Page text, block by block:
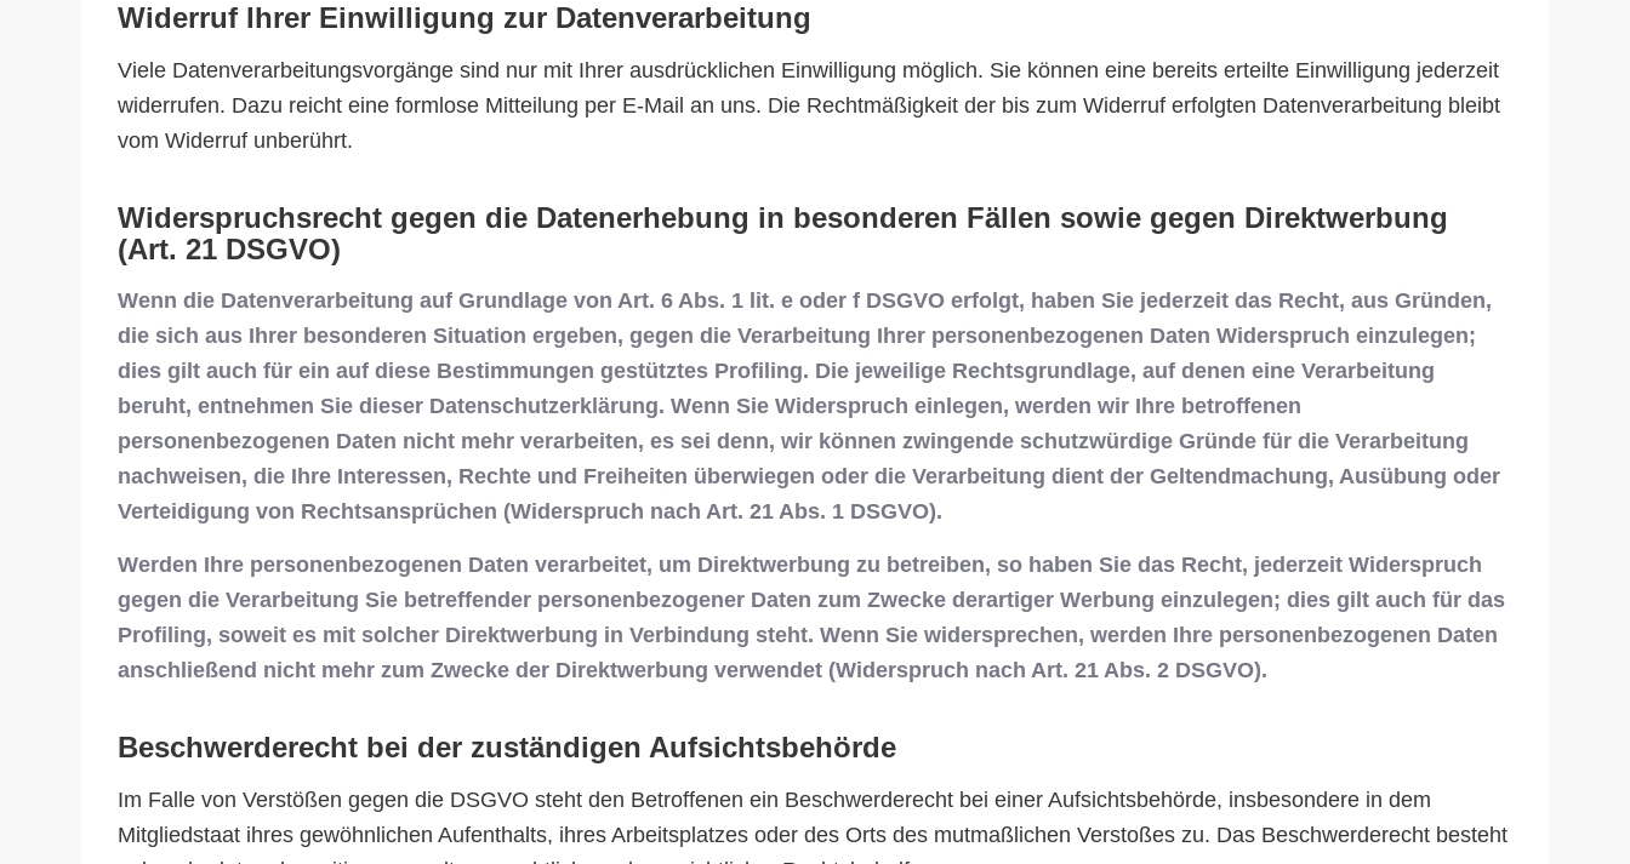
Widerruf Ihrer Einwilligung zur Datenverarbeitung
Viele Datenverarbeitungsvorgänge sind nur mit Ihrer ausdrücklichen Einwilligung möglich. Sie können eine bereits erteilte Einwilligung jederzeit
widerrufen. Dazu reicht eine formlose Mitteilung per E-Mail an uns. Die Rechtmäßigkeit der bis zum Widerruf erfolgten Datenverarbeitung bleibt
vom Widerruf unberührt.
Widerspruchsrecht gegen die Datenerhebung in besonderen Fällen sowie gegen Direktwerbung
(Art. 21 DSGVO)
Wenn die Datenverarbeitung auf Grundlage von Art. 6 Abs. 1 lit. e oder f DSGVO erfolgt, haben Sie jederzeit das Recht, aus Gründen,
die sich aus Ihrer besonderen Situation ergeben, gegen die Verarbeitung Ihrer personenbezogenen Daten Widerspruch einzulegen;
dies gilt auch für ein auf diese Bestimmungen gestütztes Profiling. Die jeweilige Rechtsgrundlage, auf denen eine Verarbeitung
beruht, entnehmen Sie dieser Datenschutzerklärung. Wenn Sie Widerspruch einlegen, werden wir Ihre betroffenen
personenbezogenen Daten nicht mehr verarbeiten, es sei denn, wir können zwingende schutzwürdige Gründe für die Verarbeitung
nachweisen, die Ihre Interessen, Rechte und Freiheiten überwiegen oder die Verarbeitung dient der Geltendmachung, Ausübung oder
Verteidigung von Rechtsansprüchen (Widerspruch nach Art. 21 Abs. 1 DSGVO).
Werden Ihre personenbezogenen Daten verarbeitet, um Direktwerbung zu betreiben, so haben Sie das Recht, jederzeit Widerspruch
gegen die Verarbeitung Sie betreffender personenbezogener Daten zum Zwecke derartiger Werbung einzulegen; dies gilt auch für das
Profiling, soweit es mit solcher Direktwerbung in Verbindung steht. Wenn Sie widersprechen, werden Ihre personenbezogenen Daten
anschließend nicht mehr zum Zwecke der Direktwerbung verwendet (Widerspruch nach Art. 21 Abs. 2 DSGVO).
Beschwerderecht bei der zuständigen Aufsichtsbehörde
Im Falle von Verstößen gegen die DSGVO steht den Betroffenen ein Beschwerderecht bei einer Aufsichtsbehörde, insbesondere in dem
Mitgliedstaat ihres gewöhnlichen Aufenthalts, ihres Arbeitsplatzes oder des Orts des mutmaßlichen Verstoßes zu. Das Beschwerderecht besteht